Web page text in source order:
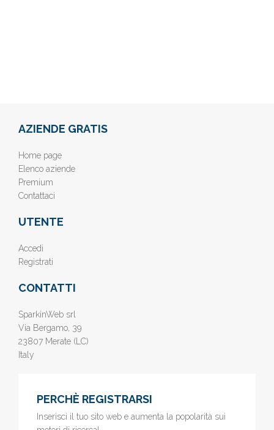
AZIENDE GRATIS
Home page
Elenco aziende
Premium
Contattaci
UTENTE
Accedi
Registrati
CONTATTI
SparkinWeb srl
Via Bergamo, 39
23807 Merate (LC)
Italy
PERCHÈ REGISTRARSI
Inserisci il tuo sito web e aumenta la popolarità sui